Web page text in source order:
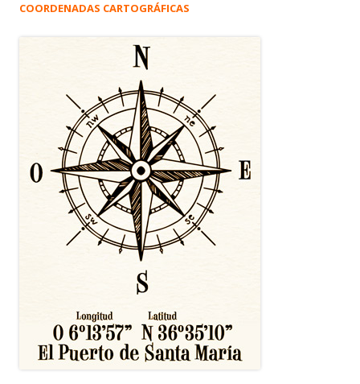
COORDENADAS CARTOGRÁFICAS